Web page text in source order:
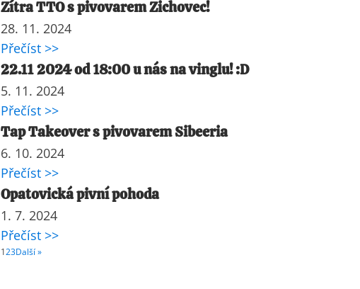
Zítra TTO s pivovarem Zichovec!
28. 11. 2024
Přečíst >>
22.11 2024 od 18:00 u nás na vinglu! :D
5. 11. 2024
Přečíst >>
Tap Takeover s pivovarem Sibeeria
6. 10. 2024
Přečíst >>
Opatovická pivní pohoda
1. 7. 2024
Přečíst >>
123Další »